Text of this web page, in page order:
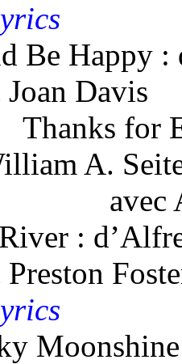
Be Happy :
Joan Davis
Thanks for
A.
avec
River :
Preston